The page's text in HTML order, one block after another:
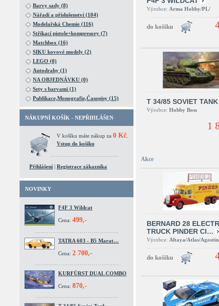
Barvy sady (8)
Nářadí a příslušenství (104)
Modelařská Chemie (116)
Stříkací pistole+kompresory (7)
Matchbox (16)
SIKU kovové modely (2)
LEGO (0)
Autodrahy (1)
NA OBJEDNÁVKU (0)
Sety s barvami (1)
Publikace,Monografie,Časopisy (15)
NÁKUPNÍ KOŠÍK - NEPŘIHLÁŠEN
V košíku máte nákup za 0 Kč
Vstup do košíku
Přihlášení | Registrace zákazníka
NOVINKY
F4F 3 Wildcat
Cena: 499,-
TATRA 603 - B5 Marat…
Cena: 2 700,-
KURFÜRST DUAL COMBO
Cena: 870,-
Výrobce: Arma Hobby/PL/
T 34/85 SOVIET TANK
Výrobce: Hobby Boss
1
Akce
BERNARD 28
TRUCK PINDER CI…
Výrobce: Altaya/Atlas/